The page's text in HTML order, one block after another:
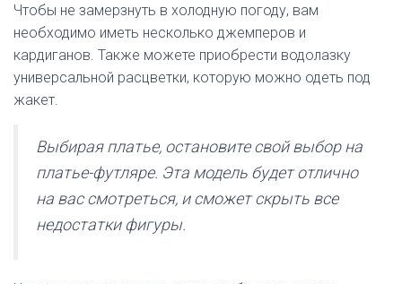
Чтобы не замерзнуть в холодную погоду, вам
необходимо иметь несколько джемперов и
кардиганов. Также можете приобрести водолазку
универсальной расцветки, которую можно одеть под
жакет.
Выбирая платье, остановите свой выбор на
платье-футляре. Эта модель будет отлично
на вас смотреться, и сможет скрыть все
недостатки фигуры.